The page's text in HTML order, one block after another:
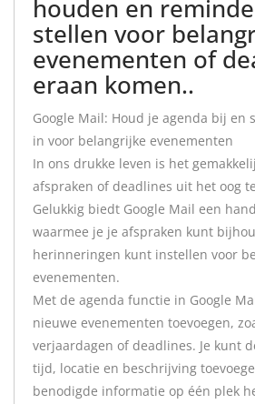
houden en
stellen voor
evenementen of
eraan komen..
Google Mail: Houd je agenda bij en
in voor belangrijke evenementen
In ons drukke leven is het
afspraken of deadlines uit het oog
Gelukkig biedt Google Mail een
waarmee je je afspraken kunt
herinneringen kunt instellen voor
evenementen.
Met de agenda functie in Google
nieuwe evenementen toevoegen,
verjaardagen of deadlines. Je kunt
tijd, locatie en beschrijving
benodigde informatie op één plek